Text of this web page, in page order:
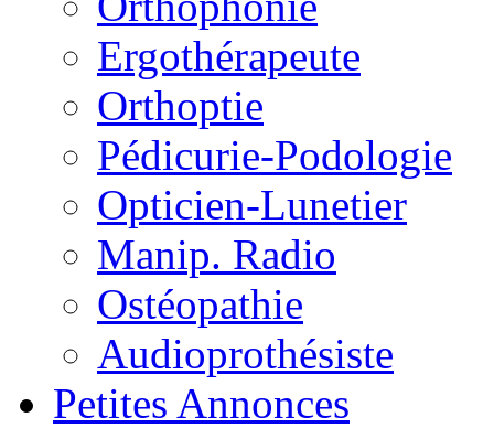
Ergothérapeute
Orthoptie
Pédicurie-Podologie
Opticien-Lunetier
Manip. Radio
Ostéopathie
Audioprothésiste
Petites Annonces